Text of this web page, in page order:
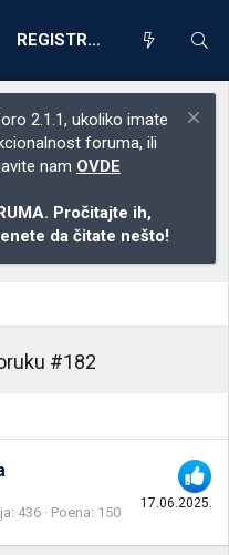
REGISTRACIJA
2.1.1, ukoliko imate
foruma, ili
nam OVDE
Pročitajte ih,
da čitate nešto!
#182
17.06.2025.
436 Poena 150